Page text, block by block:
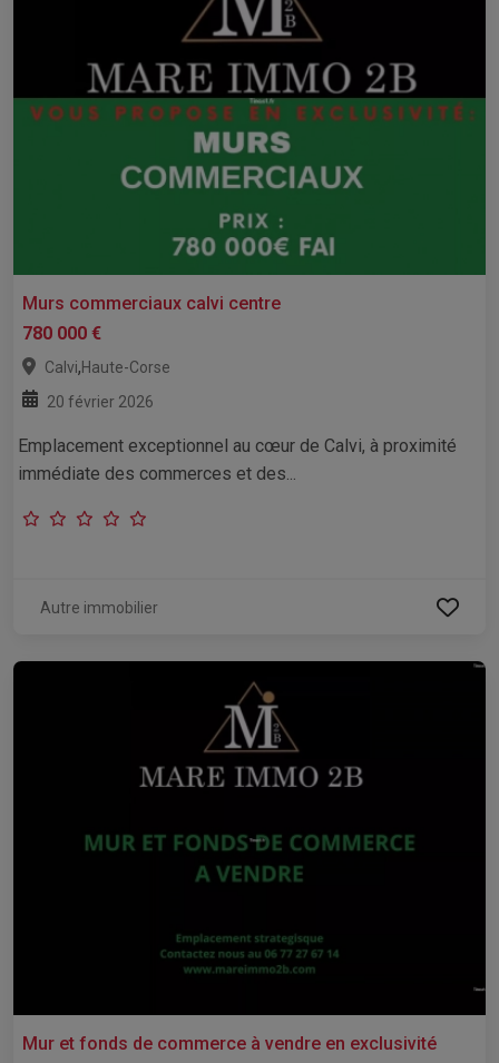
Murs commerciaux calvi centre
780 000 €
Calvi,Haute-Corse
20 février 2026
Emplacement exceptionnel au cœur de Calvi, à proximité
immédiate des commerces et des...
Autre immobilier
Mur et fonds de commerce à vendre en exclusivité